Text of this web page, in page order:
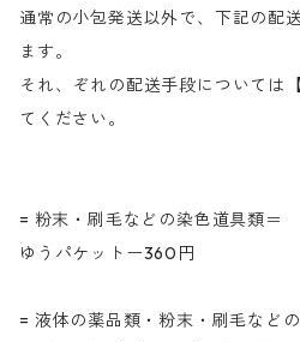
通常の小包発送以外で、下記の配
ます。
それ、ぞれの配送手段については
てください。
= 粉末・刷毛などの染色道具類＝
ゆうパケットー360円
= 液体の薬品類・粉末・刷毛など